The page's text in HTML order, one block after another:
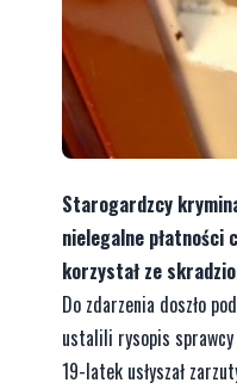
Starogardzcy
nielegalne płatności
korzystał ze
Do zdarzenia doszło
ustalili rysopis sprawcy
19-latek usłyszał